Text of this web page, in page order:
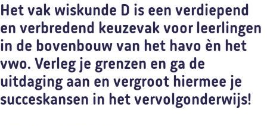
Het vak wiskunde D is een verdiepend
en verbredend keuzevak voor leerlingen
in de bovenbouw van het havo èn het
vwo. Verleg je grenzen en ga de
uitdaging aan en vergroot hiermee je
succeskansen in het vervolgonderwijs!